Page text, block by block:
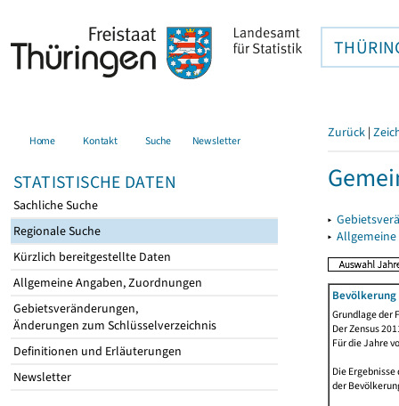
Home Kontakt Suche Newsletter
STATISTISCHE DATEN
Sachliche Suche
Regionale Suche
Kürzlich bereitgestellte Daten
Allgemeine Angaben, Zuordnungen
Gebietsveränderungen,
Änderungen zum Schlüsselverzeichnis
Definitionen und Erläuterungen
Newsletter
Zurück |
▸
▸
Grundlage der
Der Zensus
Für die Jahre
Die
der